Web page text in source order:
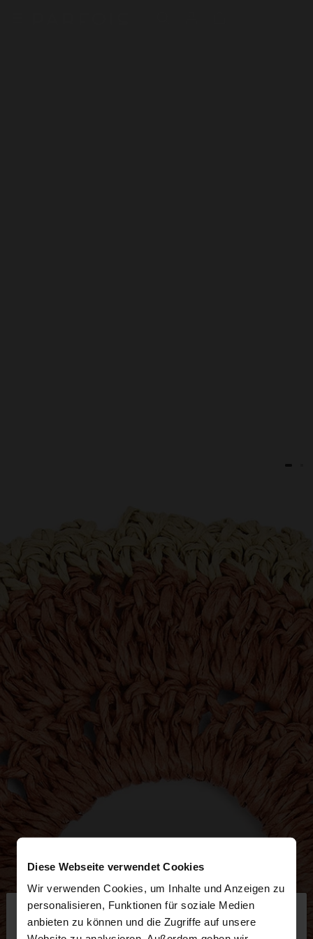
Diese Webseite verwendet Cookies
Wir verwenden Cookies, um Inhalte und Anzeigen zu
personalisieren, Funktionen für soziale Medien
anbieten zu können und die Zugriffe auf unsere
hallo